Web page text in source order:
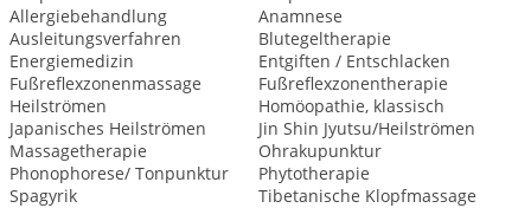
Allergiebehandlung
Anamnese
Ausleitungsverfahren
Blutegeltherapie
Energiemedizin
Entgiften / Entschlacken
Fußreflexzonenmassage
Fußreflexzonentherapie
Heilströmen
Homöopathie, klassisch
Japanisches Heilströmen
Jin Shin Jyutsu/Heilströmen
Massagetherapie
Ohrakupunktur
Phonophorese/ Tonpunktur
Phytotherapie
Spagyrik
Tibetanische Klopfmassage